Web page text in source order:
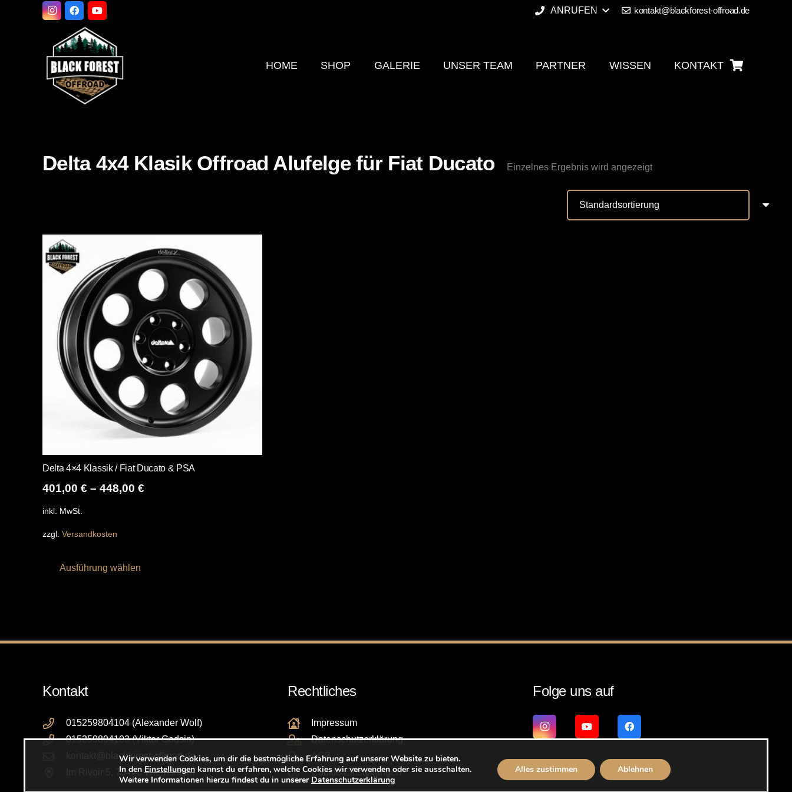
ANRUFEN kontakt@blackforest-offroad.de
HOME SHOP GALERIE UNSER TEAM PARTNER WISSEN KONTAKT
Delta 4x4 Klasik Offroad Alufelge für Fiat Ducato Einzelnes Ergebnis wird angezeigt
Delta 4×4 Klassik / Fiat Ducato & PSA
401,00 € – 448,00 €
inkl. MwSt.
zzgl. Versandkosten
Ausführung wählen
der
Produktseite
werden
Kontakt
015259804104 (Alexander Wolf)
015259804103 (Viktor Godsin)
kontakt@blackforest-offroad.de
Im Rivoir 5, 75446 Wiernsheim
Rechtliches
Impressum
Datenschutzerklärung
AGB
Cookie Einstellungen
Folge uns auf
Wir verwenden Cookies, um dir die bestmögliche Erfahrung auf unserer Website zu bieten.
In den Einstellungenkannst du erfahren, welche Cookies wir verwenden oder sie ausschalten.
Weitere Informationen hierzu findest du in unserer Datenschutzerklärung
Alles zustimmen Ablehnen